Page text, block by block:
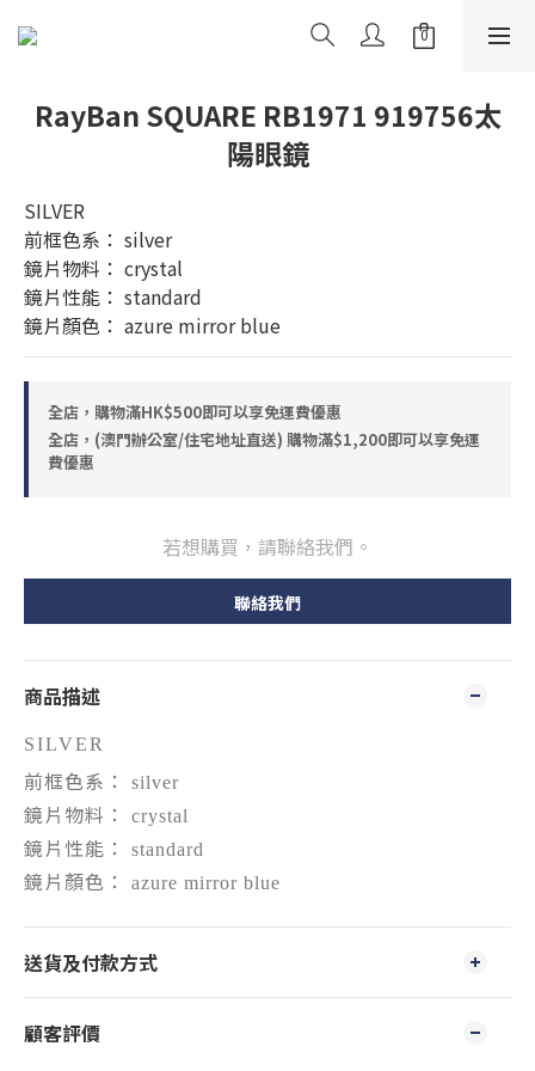
RayBan SQUARE RB1971 919756太
陽眼鏡
SILVER
前框色系： silver
鏡片物料： crystal
鏡片性能： standard
鏡片顏色： azure mirror blue
全店，購物滿HK$500即可以享免運費優惠
全店，(澳門辦公室/住宅地址直送) 購物滿$1,200即可以享免運
費優惠
若想購買，請聯絡我們。
聯絡我們
商品描述
SILVER
前框色系： silver
鏡片物料： crystal
鏡片性能： standard
鏡片顏色： azure mirror blue
送貨及付款方式
顧客評價